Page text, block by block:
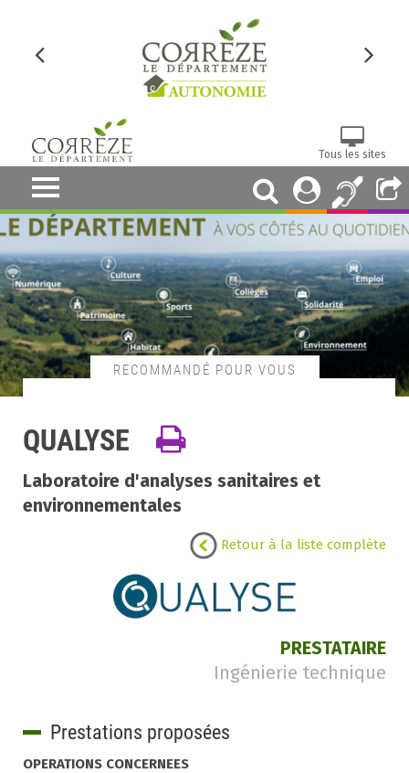
Tous les sites
RECOMMANDÉ POUR VOUS
QUALYSE
Laboratoire d'analyses sanitaires et
environnementales
Retour à la liste complète
PRESTATAIRE
Ingénierie technique
Prestations proposées
OPERATIONS CONCERNEES